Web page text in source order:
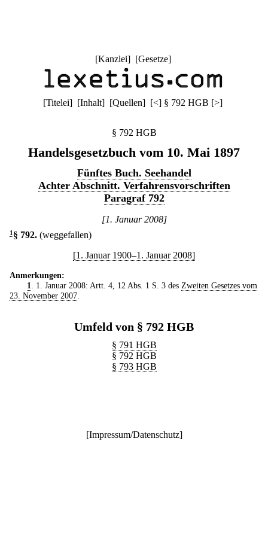
[Kanzlei] [Gesetze]
[Titelei] [Inhalt] [Quellen] [<] § 792 HGB [>]
§ 792 HGB
Handelsgesetzbuch vom 10. Mai 1897
Fünftes Buch. Seehandel
Achter Abschnitt. Verfahrensvorschriften
Paragraf 792
[1. Januar 2008]
1 § 792. (weggefallen)
[1. Januar 1900–1. Januar 2008]
Anmerkungen:
1
. 1. Januar 2008: Artt. 4, 12 Abs. 1 S. 3 des Zweiten Gesetzes vom
23. November 2007
Umfeld von § 792 HGB
§ 791 HGB
§ 792 HGB
§ 793 HGB
[Impressum/Datenschutz]